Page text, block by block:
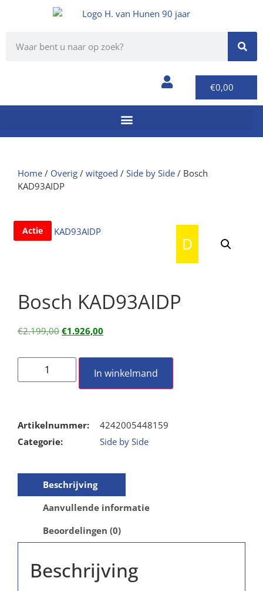
€0,00
Home / Overig / witgoed / Side by Side / Bosch
KAD93AIDP
Actie
D
Bosch KAD93AIDP
€2.199,00 €1.926,00
In winkelmand
Artikelnummer:
4242005448159
Categorie:
Side by Side
Beschrijving
Aanvullende informatie
Beoordelingen (0)
Beschrijving